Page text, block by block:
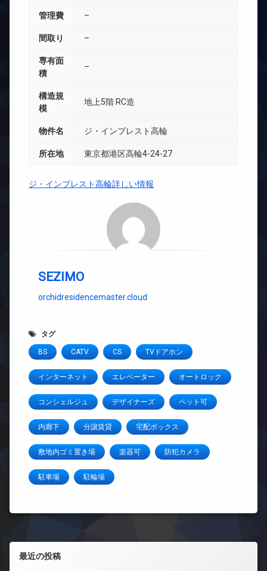
管理費 –
間取り –
専有面
積
–
構造規
模
地上5階 RC造
物件名 ジ・インプレスト高輪
所在地 東京都港区高輪4-24-27
ジ・インプレスト高輪詳しい情報
SEZIMO
orchidresidencemaster.cloud
タグ
BS CATV CS TVドアホン
インターネット エレベーター オートロック
コンシェルジュ デザイナーズ ペット可
内廊下 分譲賃貸 宅配ボックス
敷地内ゴミ置き場 楽器可 防犯カメラ
駐車場 駐輪場
左サイドバー
最近の投稿